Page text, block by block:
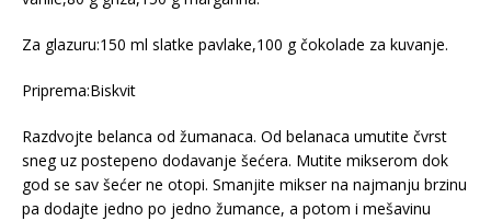
Za glazuru:150 ml slatke pavlake,100 g čokolade za kuvanje.
Priprema:Biskvit
Razdvojte belanca od žumanaca. Od belanaca umutite čvrst
sneg uz postepeno dodavanje šećera. Mutite mikserom dok
god se sav šećer ne otopi. Smanjite mikser na najmanju brzinu
pa dodajte jedno po jedno žumance, a potom i mešavinu